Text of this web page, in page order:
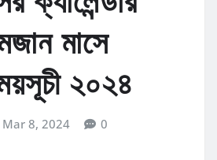
মাসে
২০২৪
Mar 8, 2024 0